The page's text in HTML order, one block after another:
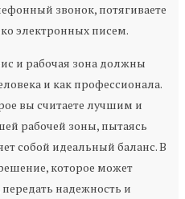
звонок, потягиваете
электронных писем.
и рабочая зона должны
и как профессионала.
вы считаете лучшим и
рабочей зоны, пытаясь
собой идеальный баланс. В
которое может
надежность и